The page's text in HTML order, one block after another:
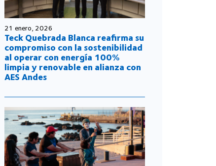
21 enero, 2026
Teck Quebrada Blanca reafirma su
compromiso con la sostenibilidad
al operar con energía 100%
limpia y renovable en alianza con
AES Andes